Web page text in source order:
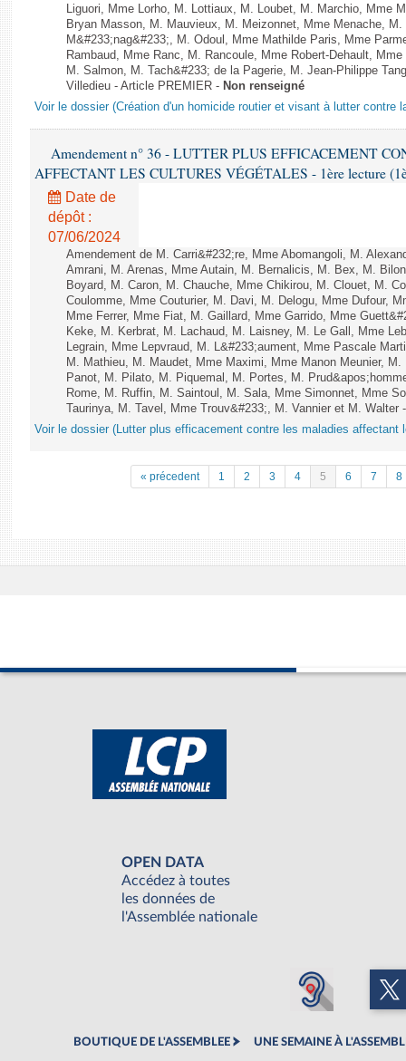
Liguori, Mme Lorho, M. Lottiaux, M. Loubet, M. Marchio, Mme
Bryan Masson, M. Mauvieux, M. Meizonnet, Mme Menache,
M&#233;nag&#233;, M. Odoul, Mme Mathilde Paris, Mme
Rambaud, Mme Ranc, M. Rancoule, Mme Robert-Dehault,
M. Salmon, M. Tach&#233; de la Pagerie, M. Jean-Philippe
Villedieu - Article PREMIER - Non renseigné
Voir le dossier (Création d'un homicide routier et visant à lutter contre
Amendement n° 36 - LUTTER PLUS EFFICACEMENT
AFFECTANT LES CULTURES VÉGÉTALES - 1ère lecture
Date de
dépôt :
07/06/2024
Amendement de M. Carri&#232;re, Mme Abomangoli, M.
Amrani, M. Arenas, Mme Autain, M. Bernalicis, M. Bex, M.
Boyard, M. Caron, M. Chauche, Mme Chikirou, M. Clouet, M.
Coulomme, Mme Couturier, M. Davi, M. Delogu, Mme Dufour,
Mme Ferrer, Mme Fiat, M. Gaillard, Mme Garrido, Mme
Keke, M. Kerbrat, M. Lachaud, M. Laisney, M. Le Gall, Mme
Legrain, Mme Lepvraud, M. L&#233;aument, Mme Pascale
M. Mathieu, M. Maudet, Mme Maximi, Mme Manon Meunier,
Panot, M. Pilato, M. Piquemal, M. Portes, M.
Rome, M. Ruffin, M. Saintoul, M. Sala, Mme Simonnet, Mme
Taurinya, M. Tavel, Mme Trouv&#233;, M. Vannier et M.
Voir le dossier (Lutter plus efficacement contre les maladies affectant
« précedent 1 2 3 4 5 6 7 8
OPEN DATA
Accédez à toutes
les données de
l'Assemblée nationale
BOUTIQUE DE L'ASSEMBLEE UNE SEMAINE À